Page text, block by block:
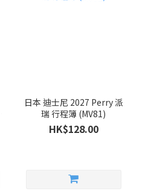
日本 迪士尼 2027 Perry 派
瑞 行程簿 (MV81)
HK$128.00